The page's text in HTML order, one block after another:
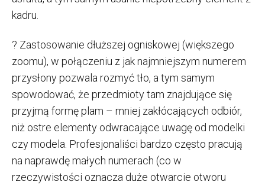
kadru.
? Zastosowanie dłuższej ogniskowej (większego
zoomu), w połączeniu z jak najmniejszym numerem
przysłony pozwala rozmyć tło, a tym samym
spowodować, że przedmioty tam znajdujące się
przyjmą formę plam – mniej zakłócających odbiór,
niż ostre elementy odwracające uwagę od modelki
czy modela. Profesjonaliści bardzo często pracują
na naprawdę małych numerach (co w
rzeczywistości oznacza duże otwarcie otworu